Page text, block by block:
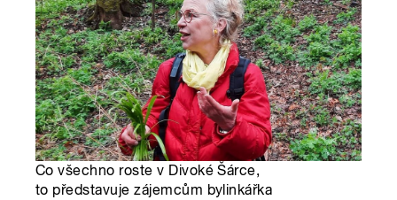
Co všechno roste v Divoké Šárce,
to představuje zájemcům bylinkářka